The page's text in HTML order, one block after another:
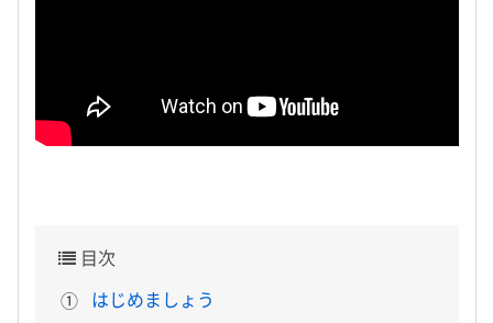
目次
はじめましょう